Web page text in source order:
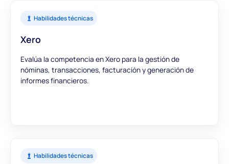
Habilidades técnicas
Xero
Evalúa la competencia en Xero para la gestión de
nóminas, transacciones, facturación y generación de
informes financieros.
Habilidades técnicas